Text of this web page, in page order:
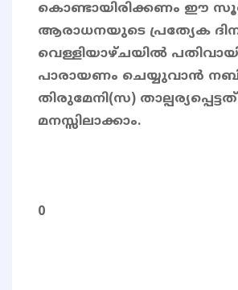
കൊണ്ടായിരിക്കണം ഈ
ആരാധനയുടെ പ്രത്യേക
വെള്ളിയാഴ്ചയിൽ
പാരായണം ചെയ്യുവാൻ
തിരുമേനി(സ)
മനസ്സിലാക്കാം.
0